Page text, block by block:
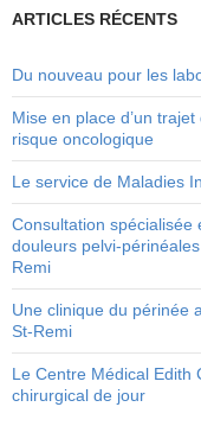
ARTICLES RÉCENTS
Du nouveau pour les
Mise en place d’un
risque oncologique
Le service de Maladies
Consultation spécialisée
douleurs pelvi-
Remi
Une clinique du périnée
St-Remi
Le Centre Médical Edith
chirurgical de jour